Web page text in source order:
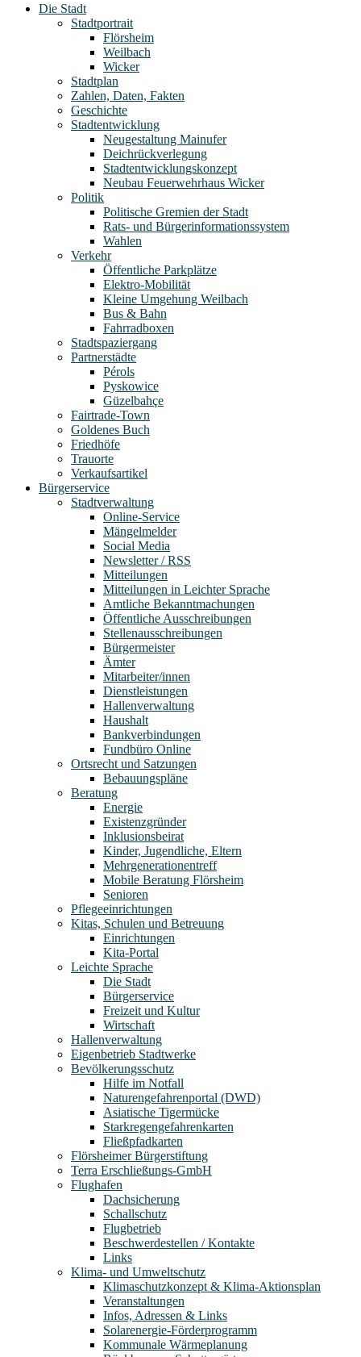
Die Stadt
Stadtportrait
Flörsheim
Weilbach
Wicker
Stadtplan
Zahlen, Daten, Fakten
Geschichte
Stadtentwicklung
Neugestaltung Mainufer
Deichrückverlegung
Stadtentwicklungskonzept
Neubau Feuerwehrhaus Wicker
Politik
Politische Gremien der Stadt
Rats- und Bürgerinformationssystem
Wahlen
Verkehr
Öffentliche Parkplätze
Elektro-Mobilität
Kleine Umgehung Weilbach
Bus & Bahn
Fahrradboxen
Stadtspaziergang
Partnerstädte
Pérols
Pyskowice
Güzelbahçe
Fairtrade-Town
Goldenes Buch
Friedhöfe
Trauorte
Verkaufsartikel
Bürgerservice
Stadtverwaltung
Online-Service
Mängelmelder
Social Media
Newsletter / RSS
Mitteilungen
Mitteilungen in Leichter Sprache
Amtliche Bekanntmachungen
Öffentliche Ausschreibungen
Stellenausschreibungen
Bürgermeister
Ämter
Mitarbeiter/innen
Dienstleistungen
Hallenverwaltung
Haushalt
Bankverbindungen
Fundbüro Online
Ortsrecht und Satzungen
Bebauungspläne
Beratung
Energie
Existenzgründer
Inklusionsbeirat
Kinder, Jugendliche, Eltern
Mehrgenerationentreff
Mobile Beratung Flörsheim
Senioren
Pflegeeinrichtungen
Kitas, Schulen und Betreuung
Einrichtungen
Kita-Portal
Leichte Sprache
Die Stadt
Bürgerservice
Freizeit und Kultur
Wirtschaft
Hallenverwaltung
Eigenbetrieb Stadtwerke
Bevölkerungsschutz
Hilfe im Notfall
Naturengefahrenportal (DWD)
Asiatische Tigermücke
Starkregengefahrenkarten
Fließpfadkarten
Flörsheimer Bürgerstiftung
Terra Erschließungs-GmbH
Flughafen
Dachsicherung
Schallschutz
Flugbetrieb
Beschwerdestellen / Kontakte
Links
Klima- und Umweltschutz
Klimaschutzkonzept & Klima-Aktionsplan
Veranstaltungen
Infos, Adressen & Links
Solarenergie-Förderprogramm
Kommunale Wärmeplanung